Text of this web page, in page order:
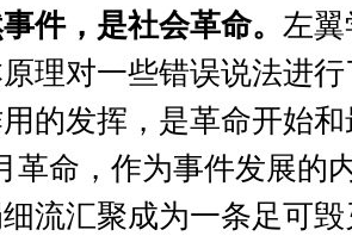
件，是社会革命。 左
理对一些错误说法进
的发挥，是革命开始
革命，作为事件发展的
流汇聚成为一条足可